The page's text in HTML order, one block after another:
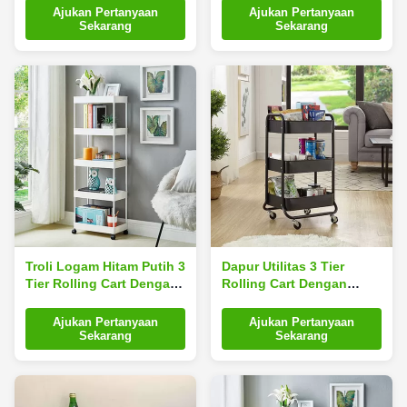
Universal Untuk Dapur
Ajukan Pertanyaan
Sekarang
Bingkai Logam Kokoh
dengan Kastor
Ajukan Pertanyaan
Sekarang
Troli Logam Hitam Putih 3
Tier Rolling Cart Dengan
Ajukan Pertanyaan
Sekarang
Dapur Utilitas 3 Tier
Rolling Cart Dengan
DikunciAjukan Pertanyaan
Sekarang